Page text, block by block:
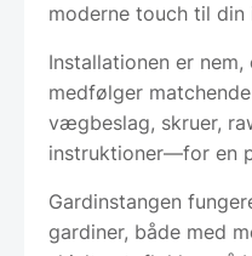
moderne touch til din
Installationen er nem,
medfølger
vægbeslag, skruer,
instruktioner—for en
Gardinstangen
gardiner, både med